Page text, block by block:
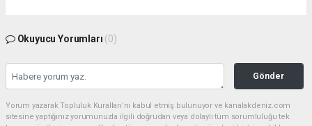
Okuyucu Yorumları (0)
Gönder
Yorum yazarak Topluluk Kuralları’nı kabul etmiş bulunuyor ve kanalakdeniz.com
sitesine yaptığınız yorumunuzla ilgili doğrudan veya dolaylı tüm sorumluluğu tek